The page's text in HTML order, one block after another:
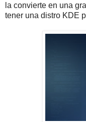
la convierte en una
tener una distro KDE